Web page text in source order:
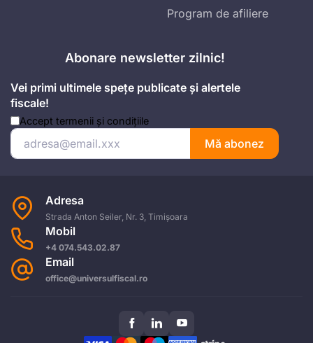
Program de afiliere
Abonare newsletter zilnic!
Vei primi ultimele spețe publicate și alertele
fiscale!
Accept termenii și condițiile
Mă abonez
Adresa
Strada Anton Seiler, Nr. 3, Timișoara
Mobil
+4 074.543.02.87
Email
office@universulfiscal.ro